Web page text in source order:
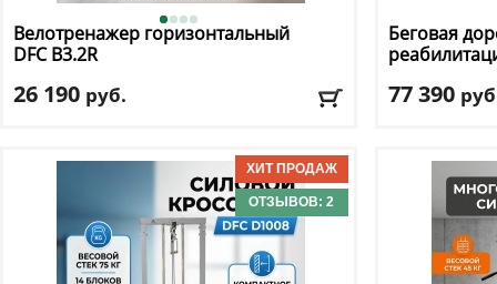
Велотренажер горизонтальный
DFCB3.2R
26 190 руб.
Макс. вес: 110 кг
: горизонтальная
Система нагружения: магнитная
Доставка:БЕСПЛАТНО, 2-3 дня
Беговая
77 390
Макс. вес: 130
Скорость: 8
Мощность
Регулировка
Доставка:
Сборка:
ОТЗЫВОВ: 2